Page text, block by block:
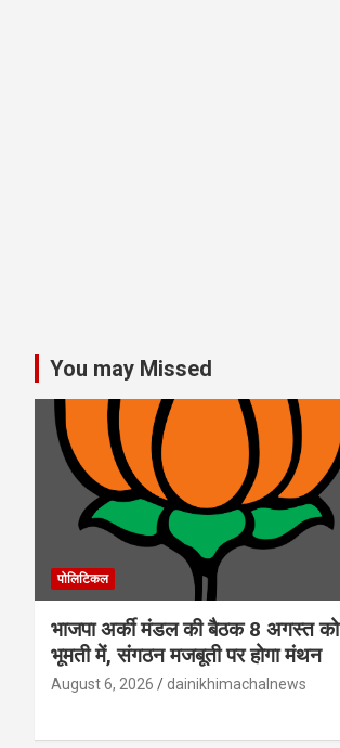
You may Missed
पोलिटिकल
भाजपा अर्की मंडल की बैठक 8 अगस्त को
भूमती में, संगठन मजबूती पर होगा मंथन
August 6, 2026 dainikhimachalnews